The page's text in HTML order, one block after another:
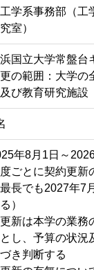
学系事務部（
室）
国立大学常盤台
の範囲：大学の
び教育研究施設
年8月1日～
ごとに契約更新
最長でも2027年7
）
新は本学の業務
し、予算の状況
き判断する